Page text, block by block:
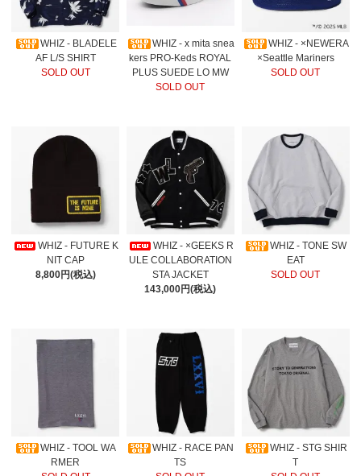
WHIZ - BLADELE
AF L/S SHIRT
SOLD OUT
WHIZ - x mita snea
kers PRO-Keds ROYAL
PLUS SUEDE LO MW
SOLD OUT
WHIZ - ×NEWERA
×Seattle Mariners
SOLD OUT
WHIZ - FUTURE K
NIT CAP
8,800円(税込)
WHIZ - ×GEEKS R
ULE COLLABORATION
STA JACKET
143,000円(税込)
WHIZ - TONE SW
EAT
SOLD OUT
WHIZ - TOOL WA
RMER
WHIZ - RACE PAN
TS
WHIZ - STG SHIR
T